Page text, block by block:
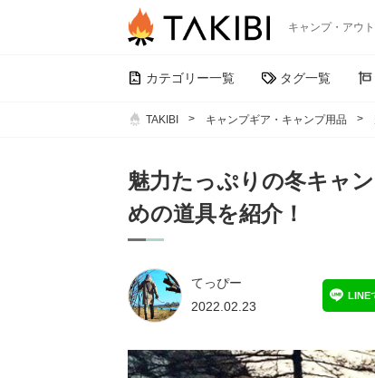
キャンプ・アウ
カテゴリー一覧 タグ一覧
TAKIBI キャンプギア・キャンプ用品
魅力たっぷりの冬キャ
めの道具を紹介！
てっぴー
2022.02.23
LINE